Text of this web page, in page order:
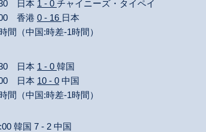
日本 1 - 0 チャイニーズ・タイペイ
香港 0 - 16 日本
間（中国:時差-1時間）
日本 1 - 0 韓国
日本 10 - 0 中国
間（中国:時差-1時間）
韓国 7 - 2 中国